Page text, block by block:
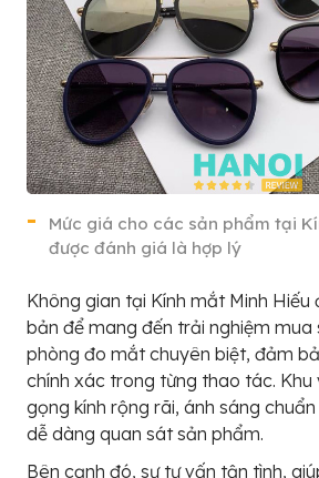
Mức giá cho các sản phẩm tại
được đánh giá là hợp lý
Không gian tại Kính mắt Minh Hiếu
bản để mang đến trải nghiệm
phòng đo mắt chuyên biệt, đảm
chính xác trong từng thao tác.
gọng kính rộng rãi, ánh sáng
dễ dàng quan sát sản phẩm.
Bên cạnh đó, sự tư vấn tận tình,